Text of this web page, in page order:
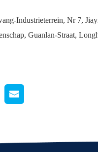
Industrieterrein, Nr 7,
Guanlan-Straat,